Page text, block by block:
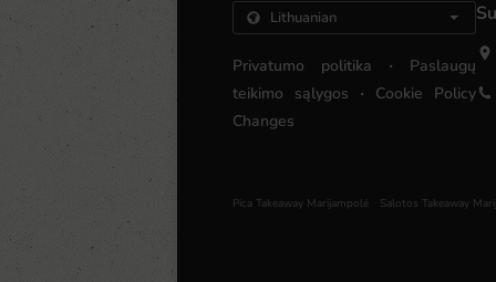
Privatumo politika .
Paslaugų
teikimo sąlygos
.
Cookie Policy
Changes
Pica Takeaway Marijampolė . Salotos Takeaway